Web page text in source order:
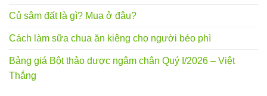
Củ sâm đất là gì? Mua ở đâu?
Cách làm sữa chua ăn kiêng cho người béo phì
Bảng giá Bột thảo dược ngâm chân Quý I/2026 – Việt
Thắng